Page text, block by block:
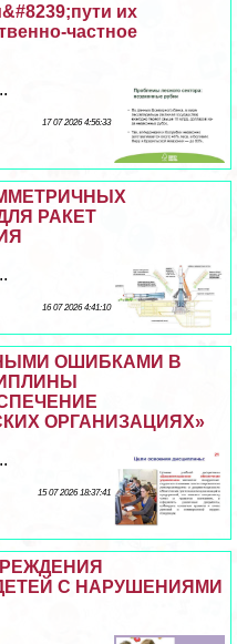
их
частное
17 07 2026 4:56:33
РАКЕТ
16 07 2026 4:41:10
ОШИБКАМИ В
ОРГАНИЗАЦИЯХ»
15 07 2026 18:37:41
С НАРУШЕНИЯМИ